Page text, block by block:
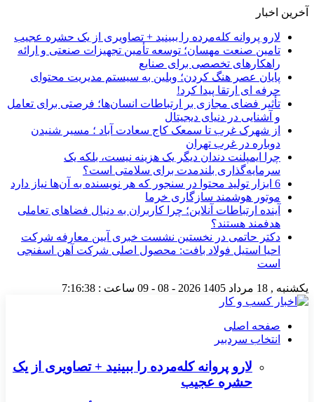
آخرین اخبار
لارو پروانه کله‌مرده را ببینید + تصاویری از یک حشره عجیب
تامین صنعت مهسان؛ توسعه تأمین تجهیزات صنعتی و ارائه
راهکارهای تخصصی برای صنایع
پایان عصر هنگ کردن؛ وبلین به سیستم مدیریت محتوای
حرفه ای ارتقا پیدا کرد!
تأثیر فضای مجازی بر ارتباطات انسان‌ها؛ فرصتی برای تعامل
و آشنایی در دنیای دیجیتال
از شهرک غرب تا سمعک کاج سعادت آباد ؛ مسیر شنیدن
دوباره در غرب تهران
چرا ایمپلنت دندان دیگر یک هزینه نیست، بلکه یک
سرمایه‌گذاری بلندمدت برای سلامتی است؟
6 ابزار تولید محتوا در سنجور که هر نویسنده به آن‌ها نیاز دارد
موتور هوشمند سازگاری خرما
آینده ارتباطات آنلاین؛ چرا کاربران به دنبال فضاهای تعاملی
هدفمند هستند؟
دکتر حاتمی در نخستین نشست خبری آیین معارفه شرکت
احیا استیل فولاد بافت: محصول اصلی شرکت آهن اسفنجی
است
یکشنبه , 18 مرداد 1405 2026 - 08 - 09 ساعت : 7:16:39
صفحه اصلی
انتخاب سردبیر
لارو پروانه کله‌مرده را ببینید + تصاویری از یک
حشره عجیب